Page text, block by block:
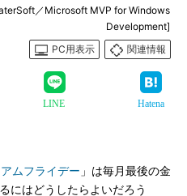
／Microsoft MVP for Windows
Development]
PC用表示
関連情報
LINE Hatena
ムフライデー 」は毎月最後の金
にはどうしたらよいだろう